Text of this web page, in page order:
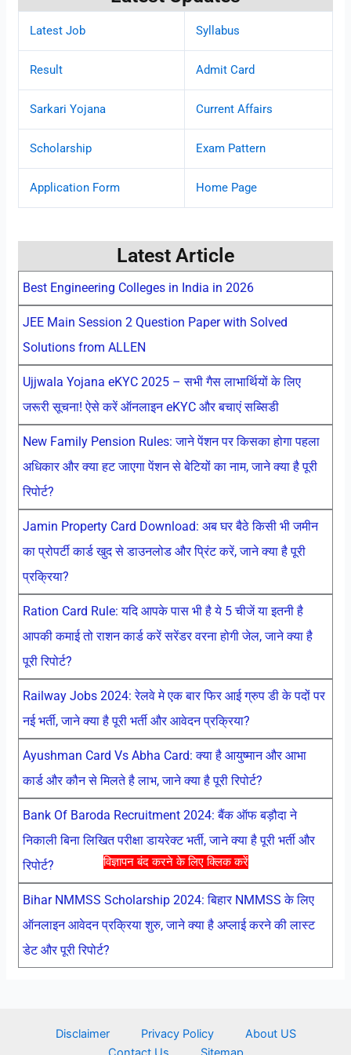
विज्ञापन बंद करने के लिए क्लिक करें
Latest Job Syllabus
Result Admit Card
Sarkari Yojana Current Affairs
Scholarship Exam Pattern
Application Form Home Page
Latest Article
Best Engineering Colleges in India in 2026
JEE Main Session 2 Question Paper with Solved
Solutions from ALLEN
Ujjwala Yojana eKYC 2025 – सभी गैस लाभार्थियों के लिए
जरूरी सूचना! ऐसे करें ऑनलाइन eKYC और बचाएं सब्सिडी
New Family Pension Rules: जाने पेंशन पर किसका होगा पहला
अधिकार और क्या हट जाएगा पेंशन से बेटियों का नाम, जाने क्या है पूरी
रिपोर्ट?
Jamin Property Card Download: अब घर बैठे किसी भी जमीन
का प्रोपर्टी कार्ड खुद से डाउनलोड और प्रिंट करें, जाने क्या है पूरी
प्रक्रिया?
Ration Card Rule: यदि आपके पास भी है ये 5 चीजें या इतनी है
आपकी कमाई तो राशन कार्ड करें सरेंडर वरना होगी जेल, जाने क्या है
पूरी रिपोर्ट?
Railway Jobs 2024: रेलवे मे एक बार फिर आई ग्रुप डी के पदों पर
नई भर्ती, जाने क्या है पूरी भर्ती और आवेदन प्रक्रिया?
Ayushman Card Vs Abha Card: क्या है आयुष्मान और आभा
कार्ड और कौन से मिलते है लाभ, जाने क्या है पूरी रिपोर्ट?
Bank Of Baroda Recruitment 2024: बैंक ऑफ बड़ौदा ने
निकाली बिना लिखित परीक्षा डायरेक्ट भर्ती, जाने क्या है पूरी भर्ती और
रिपोर्ट?
Bihar NMMSS Scholarship 2024: बिहार NMMSS के लिए
ऑनलाइन आवेदन प्रक्रिया शुरु, जाने क्या है अप्लाई करने की लास्ट
डेट और पूरी रिपोर्ट?
Disclaimer Privacy Policy
About US